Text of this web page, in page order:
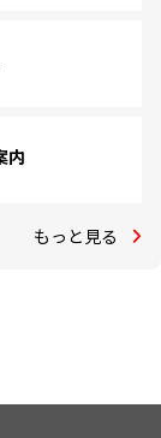
内
もっと見る